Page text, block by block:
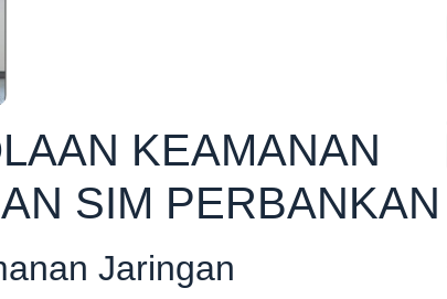
KEAMANAN
SIM PERBANKAN
Jaringan